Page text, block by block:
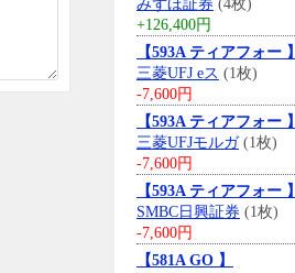
みずほ証券 (4枚)
+126,400円
【593A ティアフォー 】
三菱UFJ eス (1枚)
-7,600円
【593A ティアフォー 】
三菱UFJモルガ(1枚)
-7,600円
【593A ティアフォー 】
SMBC日興証券 (1枚)
-7,600円
【581A GO 】